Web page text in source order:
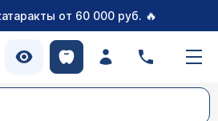
от 60 000 руб. 🔥